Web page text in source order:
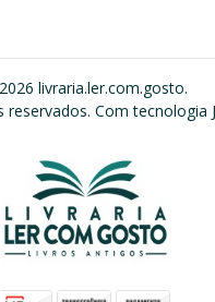
livraria.ler.com.gosto.
reservados. Com tecnologia